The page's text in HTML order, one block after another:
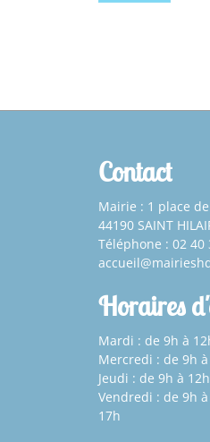
Contact
Mairie : 1 place de
44190 SAINT
Téléphone : 02 40
Horaires
Mardi : de 9h à
Mercredi : de 9h
Jeudi : de 9h à
Vendredi : de 9h
17h